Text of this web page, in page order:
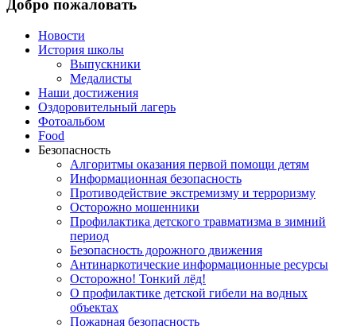
Добро пожаловать
Новости
История школы
Выпускники
Медалисты
Наши достижения
Оздоровительный лагерь
Фотоальбом
Food
Безопасность
Алгоритмы оказания первой помощи детям
Информационная безопасность
Противодействие экстремизму и терроризму
Осторожно мошенники
Профилактика детского травматизма в зимний
период
Безопасность дорожного движения
Антинаркотические информационные ресурсы
Осторожно! Тонкий лёд!
О профилактике детской гибели на водных
объектах
Пожарная безопасность